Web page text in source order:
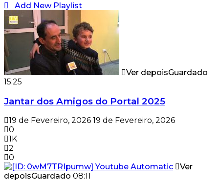
Add New Playlist
Ver depoisGuardado
15:25
Jantar dos Amigos do Portal 2025
19 de Fevereiro, 2026 19 de Fevereiro, 2026
0
1K
2
0
Ver
depoisGuardado 08:11